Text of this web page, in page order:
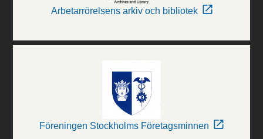
Arbetarrörelsens arkiv och bibliotek
Föreningen Stockholms Företagsminnen